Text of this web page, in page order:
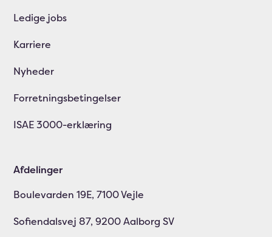
Ledige jobs
Karriere
Nyheder
Forretningsbetingelser
ISAE 3000-erklæring
Afdelinger
Boulevarden 19E, 7100 Vejle
Sofiendalsvej 87, 9200 Aalborg SV